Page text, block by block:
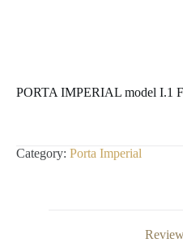
PORTA IMPERIAL model I.1
Category: Porta Imperial